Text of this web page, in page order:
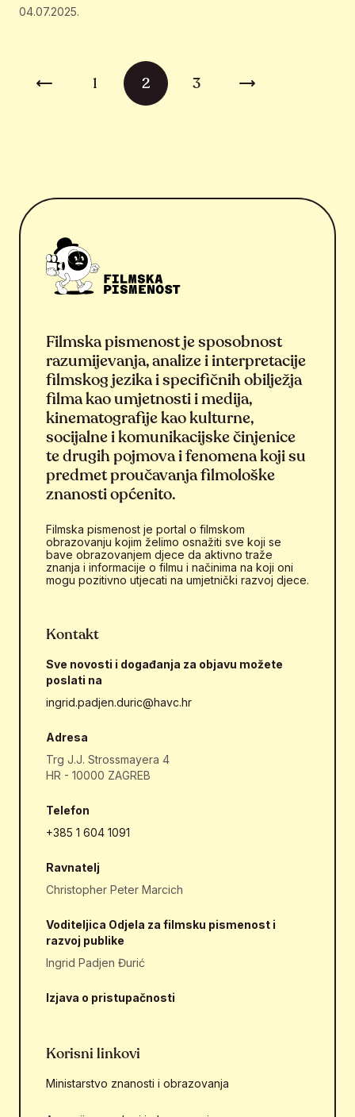
04.07.2025.
Brojevi stranica objava
Prethodna stranica
1 2 3 Sljedeća stranica
Filmska pismenost je sposobnost
razumijevanja, analize i interpretacije
filmskog jezika i specifičnih obilježja
filma kao umjetnosti i medija,
kinematografije kao kulturne,
socijalne i komunikacijske činjenice
te drugih pojmova i fenomena koji su
predmet proučavanja filmološke
znanosti općenito.
Filmska pismenost je portal o filmskom
obrazovanju kojim želimo osnažiti sve koji se
bave obrazovanjem djece da aktivno traže
znanja i informacije o filmu i načinima na koji oni
mogu pozitivno utjecati na umjetnički razvoj djece.
Kontakt
Sve novosti i događanja za objavu možete
poslati na
ingrid.padjen.duric@havc.hr
Adresa
Trg J.J. Strossmayera 4
HR - 10000 ZAGREB
Telefon
+385 1 604 1091
Ravnatelj
Christopher Peter Marcich
Voditeljica Odjela za filmsku pismenost i
razvoj publike
Ingrid Padjen Đurić
Izjava o pristupačnosti
Korisni linkovi
Ministarstvo znanosti i obrazovanja